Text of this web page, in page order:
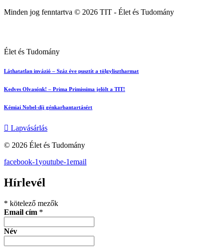
Minden jog fenntartva © 2026 TIT - Élet és Tudomány
Élet és Tudomány
Láthatatlan invázió – Száz éve pusztít a tölgylisztharmat
Kedves Olvasónk! – Prima Primissima jelölt a TIT!
Kémiai Nobel-díj génkarbantartásért
Lapvásárlás
© 2026 Élet és Tudomány
facebook-1youtube-1email
Hírlevél
* kötelező mezők
Email cím *
Név